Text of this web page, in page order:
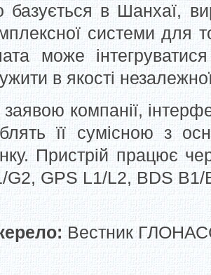
базується в Шанхаї,
системи для
може
в якості
заявою компанії,
її сумісною з
Пристрій працює
G2, GPS L1/L2, BDS B1/
Вестник